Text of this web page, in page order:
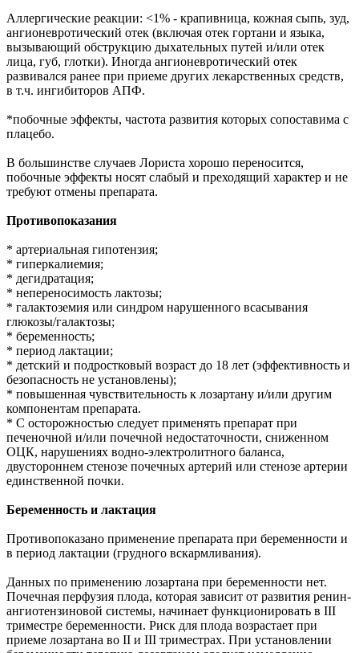
Аллергические реакции: <1% - крапивница, кожная сыпь, зуд,
ангионевротический отек (включая отек гортани и языка,
вызывающий обструкцию дыхательных путей и/или отек
лица, губ, глотки). Иногда ангионевротический отек
развивался ранее при приеме других лекарственных средств,
в т.ч. ингибиторов АПФ.
*побочные эффекты, частота развития которых сопоставима с
плацебо.
В большинстве случаев Лориста хорошо переносится,
побочные эффекты носят слабый и преходящий характер и не
требуют отмены препарата.
Противопоказания
* артериальная гипотензия;
* гиперкалиемия;
* дегидратация;
* непереносимость лактозы;
* галактоземия или синдром нарушенного всасывания
глюкозы/галактозы;
* беременность;
* период лактации;
* детский и подростковый возраст до 18 лет (эффективность и
безопасность не установлены);
* повышенная чувствительность к лозартану и/или другим
компонентам препарата.
* С осторожностью следует применять препарат при
печеночной и/или почечной недостаточности, сниженном
ОЦК, нарушениях водно-электролитного баланса,
двустороннем стенозе почечных артерий или стенозе артерии
единственной почки.
Беременность и лактация
Противопоказано применение препарата при беременности и
в период лактации (грудного вскармливания).
Данных по применению лозартана при беременности нет.
Почечная перфузия плода, которая зависит от развития ренин-
ангиотензиновой системы, начинает функционировать в III
триместре беременности. Риск для плода возрастает при
приеме лозартана во II и III триместрах. При установлении